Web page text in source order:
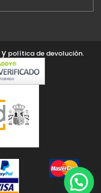
y política de devolución.